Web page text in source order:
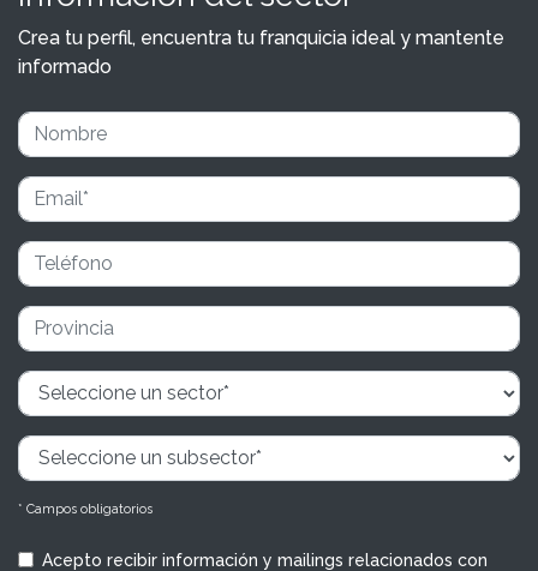
Crea tu perfil, encuentra tu franquicia ideal y mantente
informado
* Campos obligatorios
Acepto recibir información y mailings relacionados con